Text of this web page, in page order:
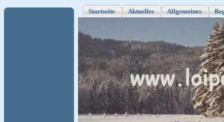
Startseite Aktuelles Allgemeines